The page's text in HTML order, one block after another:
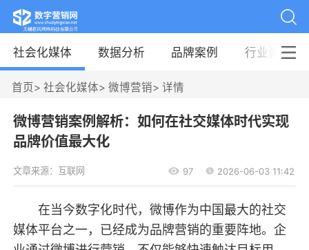
社会化媒体 数据分析 品牌案例 行业资讯
首页> 社会化媒体> 微博营销> 详情
微博营销案例解析：如何在社交媒体时代实现
品牌价值最大化
文章来源：互联网 97 2026-06-03 11:42
在当今数字化时代，微博作为中国最大的社交
媒体平台之一，已经成为品牌营销的重要阵地。企